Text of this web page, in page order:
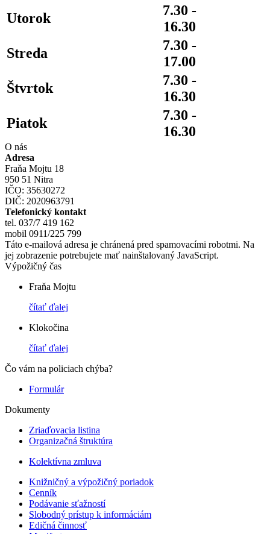
Utorok
7.30 -
16.30
Streda
7.30 -
17.00
Štvrtok
7.30 -
16.30
Piatok
7.30 -
16.30
O nás
Adresa
Fraňa Mojtu 18
950 51 Nitra
IČO: 35630272
DIČ: 2020963791
Telefonický kontakt
tel. 037/7 419 162
mobil 0911/225 799
Táto e-mailová adresa je chránená pred spamovacími robotmi. Na
jej zobrazenie potrebujete mať nainštalovaný JavaScript.
Výpožičný čas
Fraňa Mojtu
čítať ďalej
Klokočina
čítať ďalej
Čo vám na policiach chýba?
Formulár
Dokumenty
Zriaďovacia listina
Organizačná štruktúra
Kolektívna zmluva
Knižničný a výpožičný poriadok
Cenník
Podávanie sťažností
Slobodný prístup k informáciám
Edičná činnosť